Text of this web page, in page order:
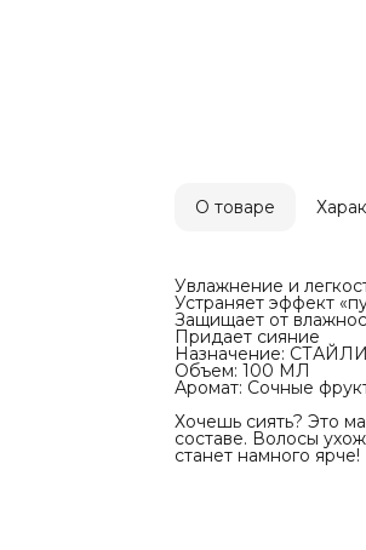
О товаре
Увлажнение и
Устраняет эффект
Защищает от
Придает сияние
Назначение:
Объем: 100 МЛ
Аромат: Сочные
Хочешь сиять? Это
составе. Волосы
станет намного ярче!